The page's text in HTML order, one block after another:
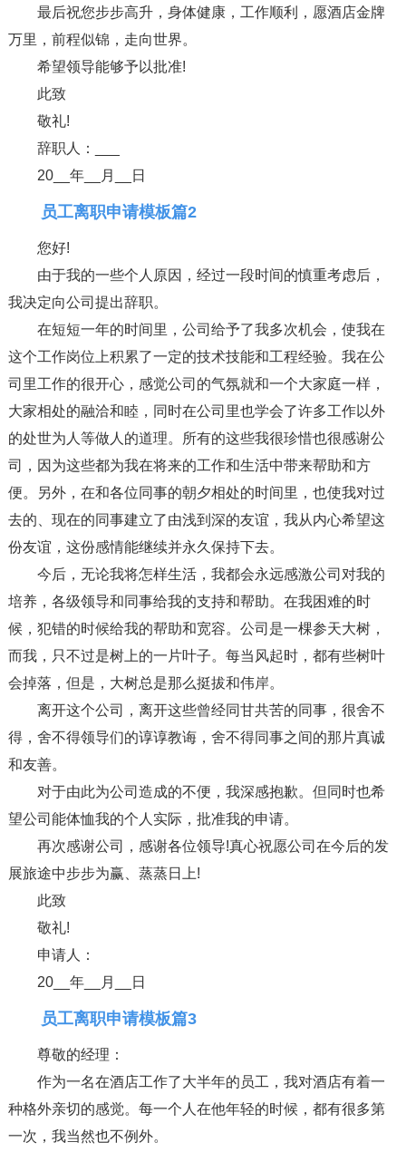
最后祝您步步高升，身体健康，工作顺利，愿酒店金牌
万里，前程似锦，走向世界。
希望领导能够予以批准!
此致
敬礼!
辞职人：___
20__年__月__日
员工离职申请模板篇2
您好!
由于我的一些个人原因，经过一段时间的慎重考虑后，
我决定向公司提出辞职。
在短短一年的时间里，公司给予了我多次机会，使我在
这个工作岗位上积累了一定的技术技能和工程经验。我在公
司里工作的很开心，感觉公司的气氛就和一个大家庭一样，
大家相处的融洽和睦，同时在公司里也学会了许多工作以外
的处世为人等做人的道理。所有的这些我很珍惜也很感谢公
司，因为这些都为我在将来的工作和生活中带来帮助和方
便。另外，在和各位同事的朝夕相处的时间里，也使我对过
去的、现在的同事建立了由浅到深的友谊，我从内心希望这
份友谊，这份感情能继续并永久保持下去。
今后，无论我将怎样生活，我都会永远感激公司对我的
培养，各级领导和同事给我的支持和帮助。在我困难的时
候，犯错的时候给我的帮助和宽容。公司是一棵参天大树，
而我，只不过是树上的一片叶子。每当风起时，都有些树叶
会掉落，但是，大树总是那么挺拔和伟岸。
离开这个公司，离开这些曾经同甘共苦的同事，很舍不
得，舍不得领导们的谆谆教诲，舍不得同事之间的那片真诚
和友善。
对于由此为公司造成的不便，我深感抱歉。但同时也希
望公司能体恤我的个人实际，批准我的申请。
再次感谢公司，感谢各位领导!真心祝愿公司在今后的发
展旅途中步步为赢、蒸蒸日上!
此致
敬礼!
申请人：
20__年__月__日
员工离职申请模板篇3
尊敬的经理：
作为一名在酒店工作了大半年的员工，我对酒店有着一
种格外亲切的感觉。每一个人在他年轻的时候，都有很多第
一次，我当然也不例外。